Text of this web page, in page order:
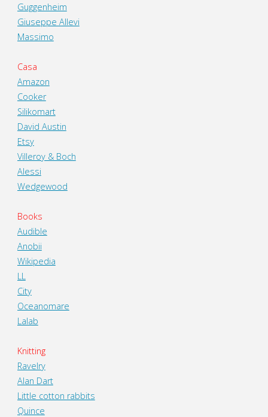
Guggenheim
Giuseppe Allevi
Massimo
Casa
Amazon
Cooker
Silikomart
David Austin
Etsy
Villeroy & Boch
Alessi
Wedgewood
Books
Audible
Anobii
Wikipedia
LL
City
Oceanomare
Lalab
Knitting
Ravelry
Alan Dart
Little cotton rabbits
Quince